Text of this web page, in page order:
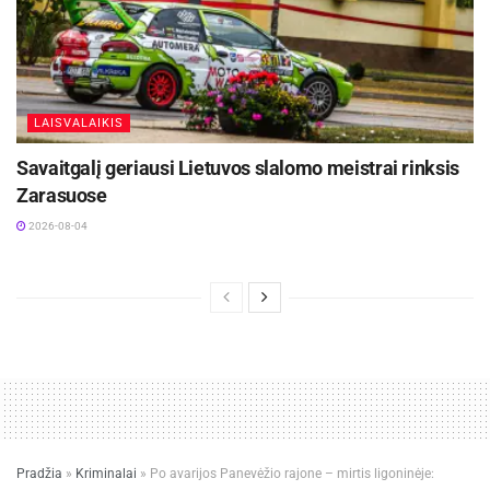
legendinis paparčio žiedas, tebešvyti
trumpiausios vasaros nakties tamsoje.
Žymos: Joninės
LAISVALAIKIS
Savaitgalį geriausi Lietuvos slalomo meistrai rinksis
Zarasuose
2026-08-04
Pradžia » Kriminalai » Po avarijos Panevėžio rajone – mirtis ligoninėje: